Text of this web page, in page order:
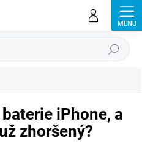
Hledat
iPhone, a
zhoršený?